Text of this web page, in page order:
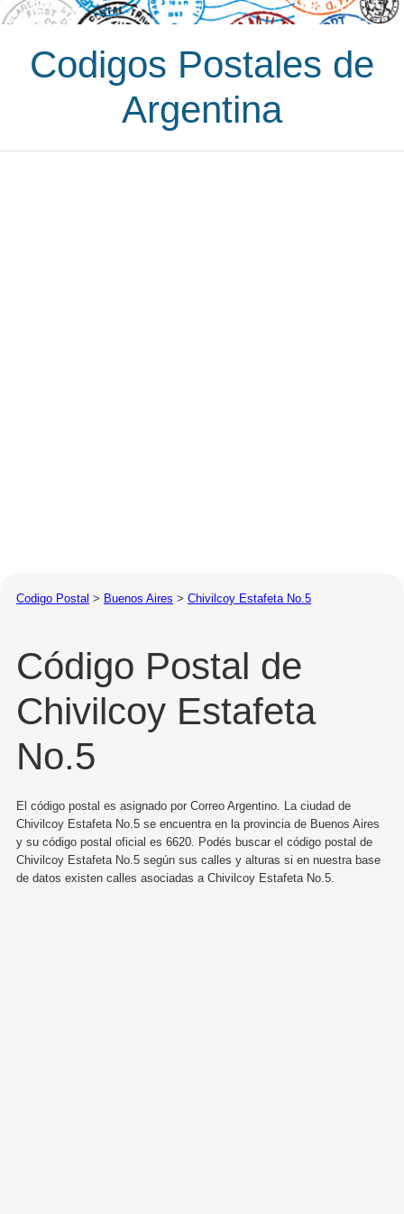
Codigos Postales de
Argentina
Codigo Postal > Buenos Aires > Chivilcoy Estafeta No.5
Código Postal de
Chivilcoy Estafeta
No.5
El código postal es asignado por Correo Argentino. La ciudad de
Chivilcoy Estafeta No.5 se encuentra en la provincia de Buenos Aires
y su código postal oficial es 6620. Podés buscar el código postal de
Chivilcoy Estafeta No.5 según sus calles y alturas si en nuestra base
de datos existen calles asociadas a Chivilcoy Estafeta No.5.